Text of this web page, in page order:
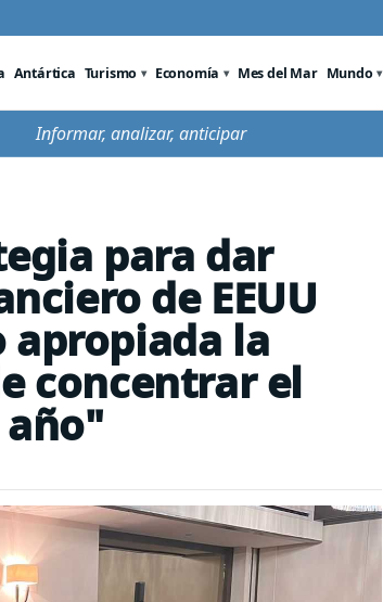
Antártica Turismo Economía Mes del Mar Mundo
Informar, analizar, anticipar
para dar
de EEUU
apropiada la
concentrar el